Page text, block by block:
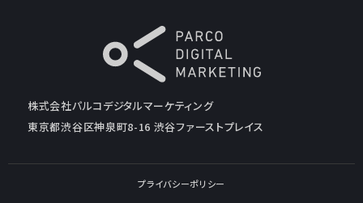
株式会社パルコデジタルマーケティング
東京都渋谷区神泉町8-16 渋谷ファーストプレイス
プライバシーポリシー